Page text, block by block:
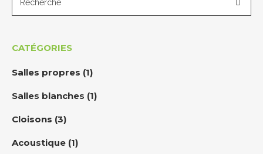
CATÉGORIES
Salles propres (1)
Salles blanches (1)
Cloisons (3)
Acoustique (1)